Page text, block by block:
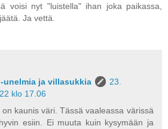
voisi nyt "luistella" ihan joka paikassa,
Ja vettä.
unelmia ja villasukkia
23.
klo 17.06
kaunis väri. Tässä vaaleassa värissä
esiin. Ei muuta kuin kysymään ja